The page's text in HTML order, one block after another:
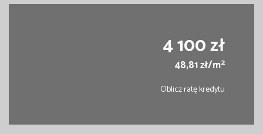
4 100 zł
48,81 zł/m2
Oblicz ratę kredytu